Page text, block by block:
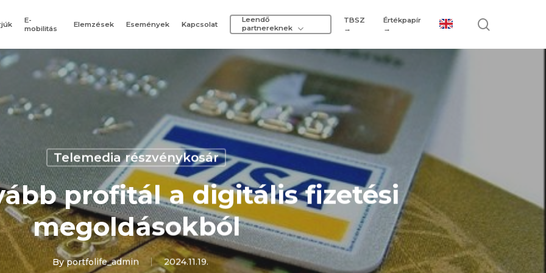
E-
mobilitás
Elemzések Események Kapcsolat
Leendő
partnereknek
TBSZ
→
Értékpapír
→
Telemedia részvénykosár
profitál a digitális fizetési
megoldásokból
By portfolife_admin 2024.11.19.